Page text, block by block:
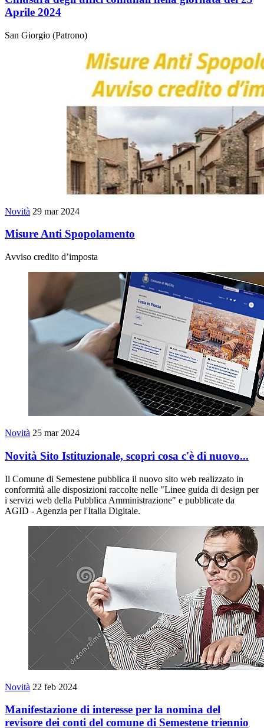
Aprile 2024
San Giorgio (Patrono)
Novità 29 mar 2024
Misure Anti Spopolamento
Avviso credito d’imposta
Novità 25 mar 2024
Novità Sito Istituzionale, scopri cosa c'è di nuovo...
Il Comune di Semestene pubblica il nuovo sito web realizzato in
conformità alle disposizioni raccolte nelle "Linee guida di design per
i servizi web della Pubblica Amministrazione" e pubblicate da
AGID - Agenzia per l'Italia Digitale.
Novità 22 feb 2024
Manifestazione di interesse per la nomina del
revisore dei conti del comune di Semestene triennio